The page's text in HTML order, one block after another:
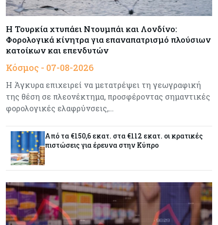
Δαμιανός για GSI: Θετική εξέλιξη η είσοδος της
Meridiam - Σειρά έχει η μελέτη της ΕΤΕπ
Crypto 07-08-2026
Ελλάδα 07-08-2026
Καλπάζουν τα Airbnb στην Ελλάδα - Σχεδόν
Εμπορεύματα
90/βαρέλι μέχρι να υπάρξουν εξελίξεις στη
Μέση Ανατολή
Κόσμος 07-08-2026
Σαουδική Αραβία, Πακιστάν και Τουρκία
Η Τουρκία χτυπάει Ντουμπάι και Λονδίνο:
Φορολογικά κίνητρα για επαναπατρισμό πλούσιων
κατοίκων και επενδυτών
Κόσμος - 07-08-2026
Η Άγκυρα επιχειρεί να μετατρέψει τη γεωγραφική
της θέση σε πλεονέκτημα, προσφέροντας σημαντικές
φορολογικές ελαφρύνσεις,…
Από τα €150,6 εκατ. στα €112 εκατ. οι κρατικές
πιστώσεις για έρευνα στην Κύπρο